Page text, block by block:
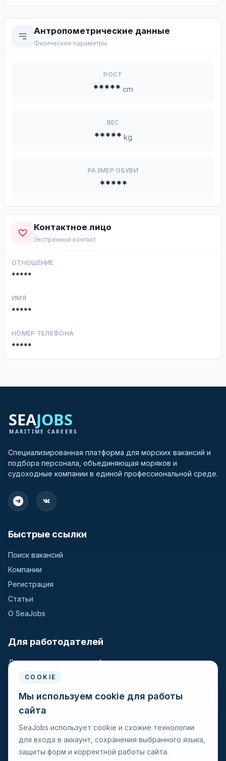
Антропометрические данные
Физические параметры
РОСТ
***** cm
ВЕС
***** kg
РАЗМЕР ОБУВИ
*****
Контактное лицо
Экстренный контакт
ОТНОШЕНИЕ
*****
ИМЯ
*****
НОМЕР ТЕЛЕФОНА
*****
Специализированная платформа для морских вакансий и
подбора персонала, объединяющая моряков и
судоходные компании в единой профессиональной среде.
Быстрые ссылки
Поиск вакансий
Компании
Регистрация
Статьи
О SeaJobs
Для работодателей
Для крюинговых компаний
Разместить вакансию
Поиск кандидатов
Для моряков
Поиск вакансий
COOKIE
Мы используем cookie для работы
сайта
SeaJobs использует cookie и схожие технологии
для входа в аккаунт, сохранения выбранного языка,
защиты форм и корректной работы сайта.